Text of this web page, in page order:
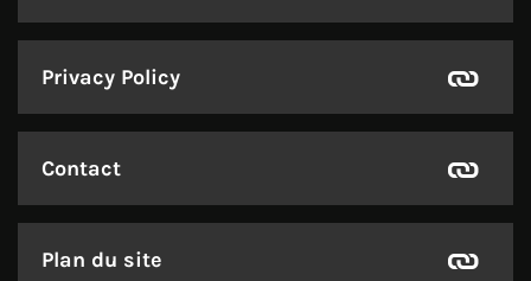
Privacy Policy
Contact
Plan du site